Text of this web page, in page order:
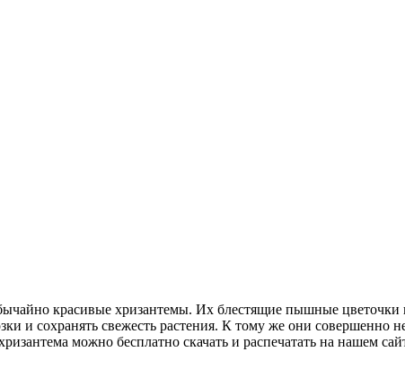
красивые хризантемы. Их блестящие пышные цветочки
и сохранять свежесть растения. К тому же они совершенно
можно бесплатно скачать и распечатать на нашем